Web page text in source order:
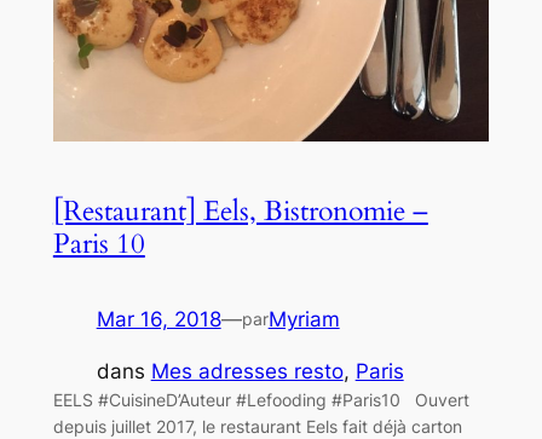
[Restaurant] Eels, Bistronomie –
Paris 10
Mar 16, 2018—parMyriam
dans Mes adresses resto, Paris
EELS #CuisineD’Auteur #Lefooding #Paris10 Ouvert
depuis juillet 2017, le restaurant Eels fait déjà carton